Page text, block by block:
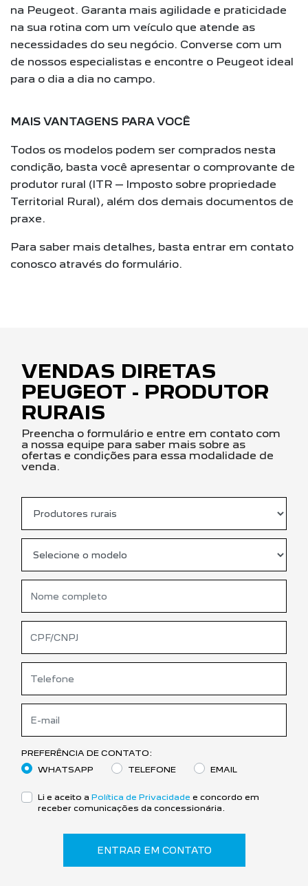
na Peugeot. Garanta mais agilidade e praticidade
na sua rotina com um veículo que atende as
necessidades do seu negócio. Converse com um
de nossos especialistas e encontre o Peugeot ideal
para o dia a dia no campo.
MAIS VANTAGENS PARA VOCÊ
Todos os modelos podem ser comprados nesta
condição, basta você apresentar o comprovante de
produtor rural (ITR – Imposto sobre propriedade
Territorial Rural), além dos demais documentos de
praxe.
Para saber mais detalhes, basta entrar em contato
conosco através do formulário.
VENDAS DIRETAS
PEUGEOT - PRODUTOR
RURAIS
Preencha o formulário e entre em contato com
a nossa equipe para saber mais sobre as
ofertas e condições para essa modalidade de
venda.
PREFERÊNCIA DE CONTATO:
WHATSAPP
TELEFONE EMAIL
Li e aceito a Política de Privacidade e concordo em
receber comunicações da concessionária.
ENTRAR EM CONTATO